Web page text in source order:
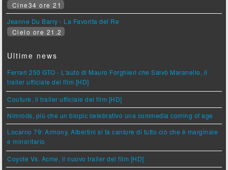
Cine34 ore 21
Jeanne Du Barry - La Favorita del Re
Cielo ore 21.2
Ultime news
Ferrari 250 GTO - L'auto di Mauro Forghieri che Salvò Maranello, il
trailer ufficiale del film [HD]
Couture, il trailer ufficiale del film [HD]
Nimrods, più che un biopic celebrativo una commedia coming of age
Locarno 79: Armony, Albertini si fa cantore di tutto ciò che è marginale
e minoritario
Coyote Vs. Acme, il nuovo trailer del film [HD]